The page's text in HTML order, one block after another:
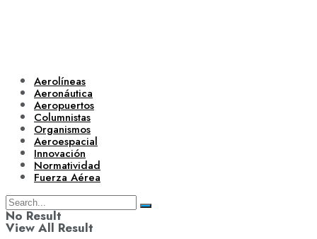
Aerolíneas
Aeronáutica
Aeropuertos
Columnistas
Organismos
Aeroespacial
Innovación
Normatividad
Fuerza Aérea
No Result
View All Result